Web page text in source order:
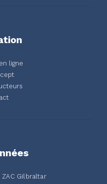
ligne
Gilbraltar